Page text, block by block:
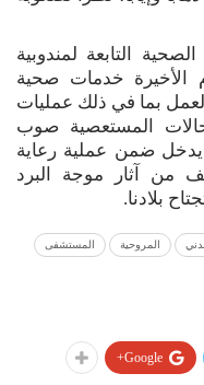
التابعة لمندوبية
الأخيرة خدمات صحية
بما في ذلك عمليات
المستعصية صوب
يدخل ضمن عملية رعاية
من آثار موجة البرد
بلادنا.
المروحية المستشفى
Google+